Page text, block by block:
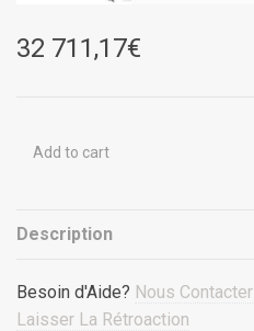
32 711,17€
Add to cart
Description
Besoin d'Aide? Nous Contacter
Laisser La Rétroaction